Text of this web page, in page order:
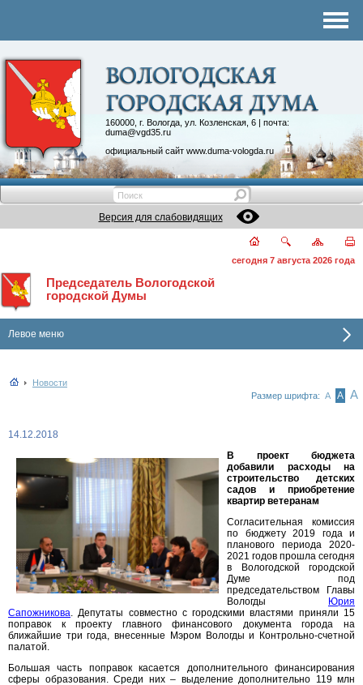
160000, г. Вологда, ул. Козленская, 6 | почта:
duma@vgd35.ru
официальный сайт www.duma-vologda.ru
Контакты
Депутатские объединения
Версия для слабовидящих
сегодня 7 августа 2026 года
Председатель Вологодской
городской Думы
Левое меню
Новости
Размер шрифта: А А А
14.12.2018
В проект бюджета
добавили расходы на
строительство детских
садов и приобретение
квартир ветеранам
Согласительная комиссия
по бюджету 2019 года и
планового периода 2020-
2021 годов прошла сегодня
в Вологодской городской
Думе под
председательством Главы
Вологды
Юрия
Сапожникова. Депутаты совместно с городскими властями приняли 15
поправок к проекту главного финансового документа города на
ближайшие три года, внесенные Мэром Вологды и Контрольно-счетной
палатой.
Большая часть поправок касается дополнительного финансирования
сферы образования. Среди них – выделение дополнительно 119 млн